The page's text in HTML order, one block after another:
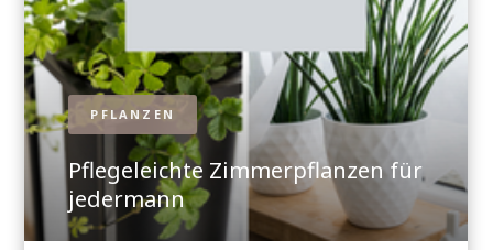
PFLANZEN
Pflegeleichte Zimmerpflanzen für
jedermann